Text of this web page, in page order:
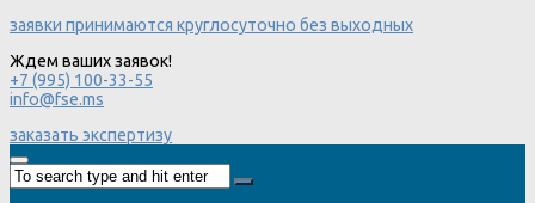
заявки принимаются круглосуточно без выходных
Ждем ваших заявок!
+7 (995) 100-33-55
info@fse.ms
заказать экспертизу